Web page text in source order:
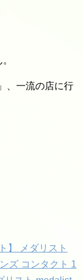
、一流の店に行
】 メダリスト
ズ コンタクト 1